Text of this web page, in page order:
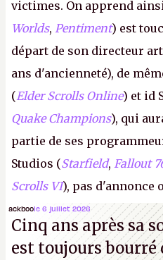
victimes. On apprend
Worlds, Pentiment) est
départ de son directeur
ans d'ancienneté), de
(Elder Scrolls Online) et id
Quake Champions), qui
partie de ses
Studios (Starfield, Fallout
Scrolls VI), pas d'annonce
Microsoft, mais le
de nombreux
ackboole 6 juillet 2026
Cinq ans après sa
est toujours bourré